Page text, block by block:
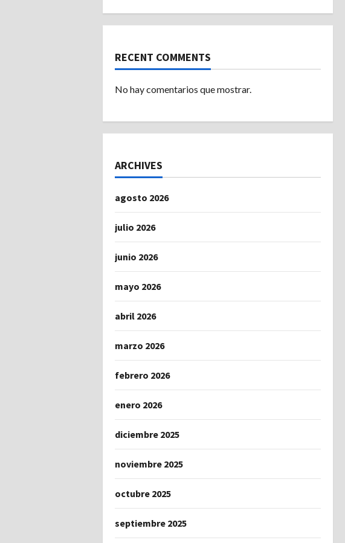
RECENT COMMENTS
No hay comentarios que mostrar.
ARCHIVES
agosto 2026
julio 2026
junio 2026
mayo 2026
abril 2026
marzo 2026
febrero 2026
enero 2026
diciembre 2025
noviembre 2025
octubre 2025
septiembre 2025